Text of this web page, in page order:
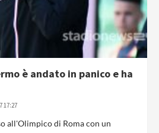
è andato in panico e ha
17:27
all'Olimpico di Roma con un